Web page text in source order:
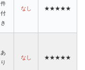
件
付
き
なし ★★★★★
あ
り
なし ★★★★★